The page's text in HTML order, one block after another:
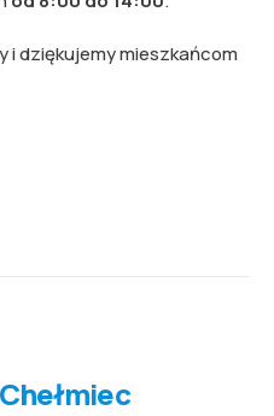
i dziękujemy mieszkańcom